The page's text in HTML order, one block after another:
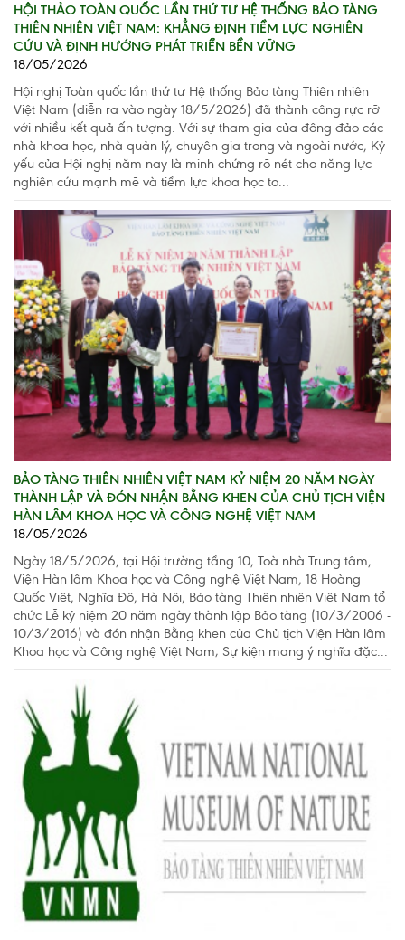
HỘI THẢO TOÀN QUỐC LẦN THỨ TƯ HỆ THỐNG BẢO TÀNG
THIÊN NHIÊN VIỆT NAM: KHẲNG ĐỊNH TIỀM LỰC NGHIÊN
CỨU VÀ ĐỊNH HƯỚNG PHÁT TRIỂN BỀN VỮNG
18/05/2026
Hội nghị Toàn quốc lần thứ tư Hệ thống Bảo tàng Thiên nhiên
Việt Nam (diễn ra vào ngày 18/5/2026) đã thành công rực rỡ
với nhiều kết quả ấn tượng. Với sự tham gia của đông đảo các
nhà khoa học, nhà quản lý, chuyên gia trong và ngoài nước, Kỷ
yếu của Hội nghị năm nay là minh chứng rõ nét cho năng lực
nghiên cứu mạnh mẽ và tiềm lực khoa học to...
BẢO TÀNG THIÊN NHIÊN VIỆT NAM KỶ NIỆM 20 NĂM NGÀY
THÀNH LẬP VÀ ĐÓN NHẬN BẰNG KHEN CỦA CHỦ TỊCH VIỆN
HÀN LÂM KHOA HỌC VÀ CÔNG NGHỆ VIỆT NAM
18/05/2026
Ngày 18/5/2026, tại Hội trường tầng 10, Toà nhà Trung tâm,
Viện Hàn lâm Khoa học và Công nghệ Việt Nam, 18 Hoàng
Quốc Việt, Nghĩa Đô, Hà Nội, Bảo tàng Thiên nhiên Việt Nam tổ
chức Lễ kỷ niệm 20 năm ngày thành lập Bảo tàng (10/3/2006 -
10/3/2016) và đón nhận Bằng khen của Chủ tịch Viện Hàn lâm
Khoa học và Công nghệ Việt Nam; Sự kiện mang ý nghĩa đặc...